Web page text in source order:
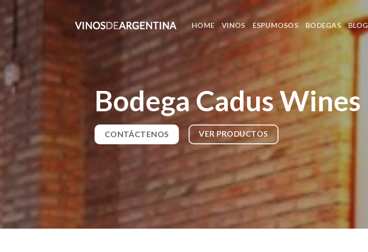
Skip
to
content
HOME VINOS ESPUMOSOS BODEGAS BLOG
Bodega Cadus Wines
CONTÁCTENOS VER PRODUCTOS